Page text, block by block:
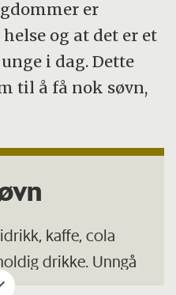
er
og at det er et
i dag. Dette
til å få nok søvn,
kaffe, cola
drikke. Unngå
17.